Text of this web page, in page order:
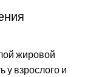
жировой
у взрослого и